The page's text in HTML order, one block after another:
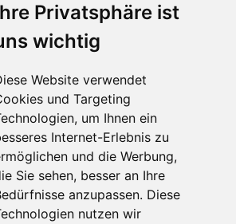
Privatsphäre ist
wichtig
Website verwendet
und Targeting
um Ihnen ein
Internet-Erlebnis zu
und die Werbung,
Sie sehen, besser an Ihre
anzupassen. Diese
nutzen wir
Euregio
Tours
Reigate &
Platz 1
52249
Eschweiler
- 5557891(Eschweiler)
- 8988290(Würselen)
Fax: 02403 - 5557895